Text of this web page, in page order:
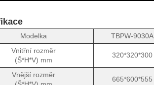
Modelka TBPW-9030A
Vnitřní rozměr
(Š*H*V) mm
320*320*300
Vnější rozměr
665*600*555